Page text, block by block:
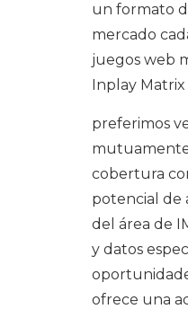
un formato
mercado
juegos web
Inplay
preferimos
mutuamente
cobertura
potencial de
del área de
y datos
ofrece una